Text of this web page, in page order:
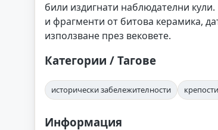
били издигнати наблюдателни
и фрагменти от битова керамика,
използване през вековете.
Категории / Тагове
исторически забележителности
Информация